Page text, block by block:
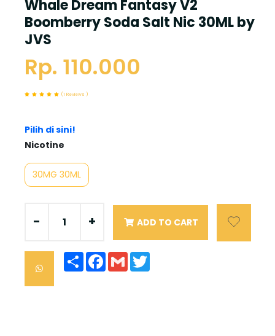
Whale Dream Fantasy V2
Boomberry Soda Salt Nic 30ML by
JVS
Rp. 110.000
(1 Reviews )
Pilih di sini!
Nicotine
30MG 30ML
- + ADD TO CART
Share Facebook
Gmail